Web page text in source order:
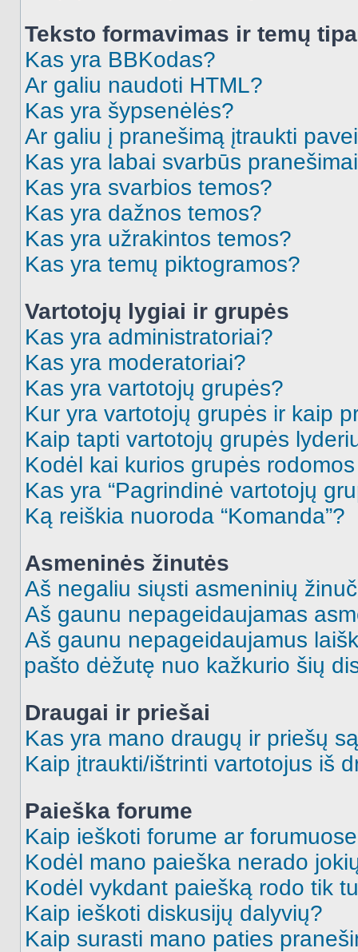
Teksto formavimas ir temų
Kas yra BBKodas?
Ar galiu naudoti HTML?
Kas yra šypsenėlės?
Ar galiu į pranešimą įtraukti
Kas yra labai svarbūs
Kas yra svarbios temos?
Kas yra dažnos temos?
Kas yra užrakintos temos?
Kas yra temų piktogramos?
Vartotojų lygiai ir grupės
Kas yra administratoriai?
Kas yra moderatoriai?
Kas yra vartotojų grupės?
Kur yra vartotojų grupės ir kaip
Kaip tapti vartotojų grupės
Kodėl kai kurios grupės
Kas yra “Pagrindinė vartotojų
Ką reiškia nuoroda “Komanda”?
Asmeninės žinutės
Aš negaliu siųsti asmeninių
Aš gaunu nepageidaujamas
Aš gaunu nepageidaujamus
pašto dėžutę nuo kažkurio šių
Draugai ir priešai
Kas yra mano draugų ir priešų
Kaip įtraukti/ištrinti vartotojus iš
Paieška forume
Kaip ieškoti forume ar
Kodėl mano paieška nerado
Kodėl vykdant paiešką rodo tik
Kaip ieškoti diskusijų dalyvių?
Kaip surasti mano paties